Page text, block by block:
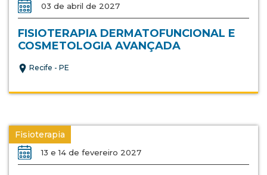
03 de abril de 2027
FISIOTERAPIA DERMATOFUNCIONAL E
COSMETOLOGIA AVANÇADA
Recife - PE
Fisioterapia
13 e 14 de fevereiro 2027